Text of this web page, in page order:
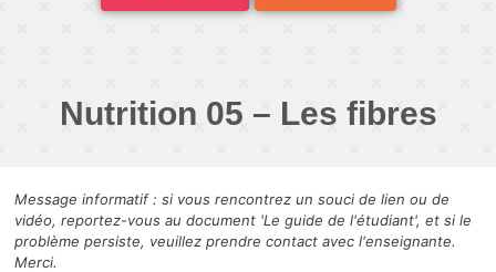
Nutrition 05 – Les fibres
Message informatif : si vous rencontrez un souci de lien ou de
vidéo, reportez-vous au document 'Le guide de l'étudiant', et si le
problème persiste, veuillez prendre contact avec l'enseignante.
Merci.